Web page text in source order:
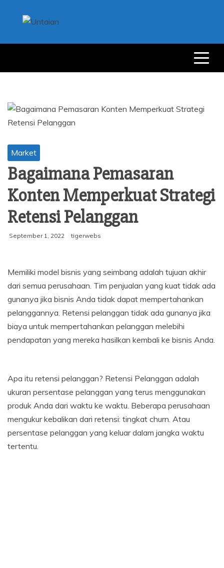
UNTAIAN
Market
Bagaimana Pemasaran
Konten Memperkuat Strategi
Retensi Pelanggan
September 1, 2022 tigerwebs
Memiliki model bisnis yang seimbang adalah tujuan akhir
dari semua perusahaan. Tim penjualan yang kuat tidak ada
gunanya jika bisnis Anda tidak dapat mempertahankan
pelanggannya. Retensi pelanggan tidak ada gunanya jika
biaya untuk mempertahankan pelanggan melebihi
pendapatan yang mereka hasilkan kembali ke bisnis Anda.
Apa itu retensi pelanggan? Retensi Pelanggan adalah
ukuran persentase pelanggan yang terus menggunakan
produk Anda dari waktu ke waktu. Beberapa perusahaan
mengukur kebalikan dari retensi: tingkat churn. Atau
persentase pelanggan yang keluar dalam jangka waktu
tertentu.